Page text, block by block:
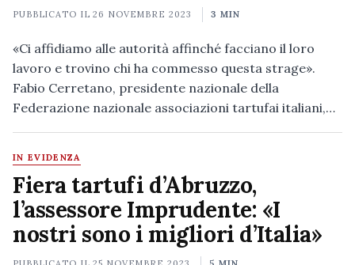
PUBBLICATO IL26 NOVEMBRE 2023 3 MIN
«Ci affidiamo alle autorità affinché facciano il loro
lavoro e trovino chi ha commesso questa strage».
Fabio Cerretano, presidente nazionale della
Federazione nazionale associazioni tartufai italiani,…
IN EVIDENZA
Fiera tartufi d’Abruzzo,
l’assessore Imprudente: «I
nostri sono i migliori d’Italia»